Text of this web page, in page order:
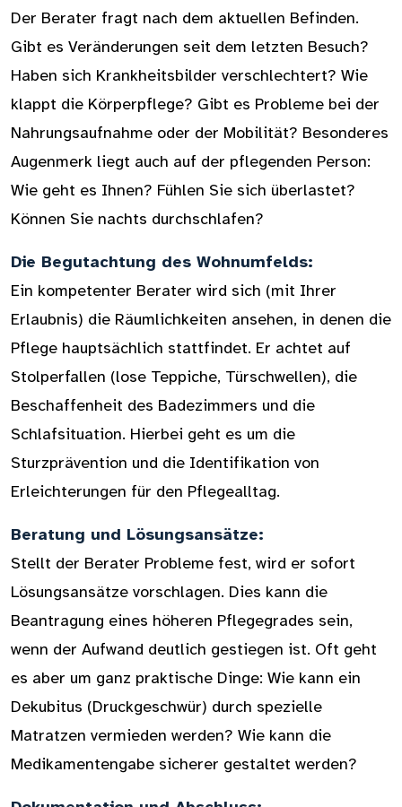
Der Berater fragt nach dem aktuellen Befinden.
Gibt es Veränderungen seit dem letzten Besuch?
Haben sich Krankheitsbilder verschlechtert? Wie
klappt die Körperpflege? Gibt es Probleme bei der
Nahrungsaufnahme oder der Mobilität? Besonderes
Augenmerk liegt auch auf der pflegenden Person:
Wie geht es Ihnen? Fühlen Sie sich überlastet?
Können Sie nachts durchschlafen?
Die Begutachtung des Wohnumfelds:
Ein kompetenter Berater wird sich (mit Ihrer
Erlaubnis) die Räumlichkeiten ansehen, in denen die
Pflege hauptsächlich stattfindet. Er achtet auf
Stolperfallen (lose Teppiche, Türschwellen), die
Beschaffenheit des Badezimmers und die
Schlafsituation. Hierbei geht es um die
Sturzprävention und die Identifikation von
Erleichterungen für den Pflegealltag.
Beratung und Lösungsansätze:
Stellt der Berater Probleme fest, wird er sofort
Lösungsansätze vorschlagen. Dies kann die
Beantragung eines höheren Pflegegrades sein,
wenn der Aufwand deutlich gestiegen ist. Oft geht
es aber um ganz praktische Dinge: Wie kann ein
Dekubitus (Druckgeschwür) durch spezielle
Matratzen vermieden werden? Wie kann die
Medikamentengabe sicherer gestaltet werden?